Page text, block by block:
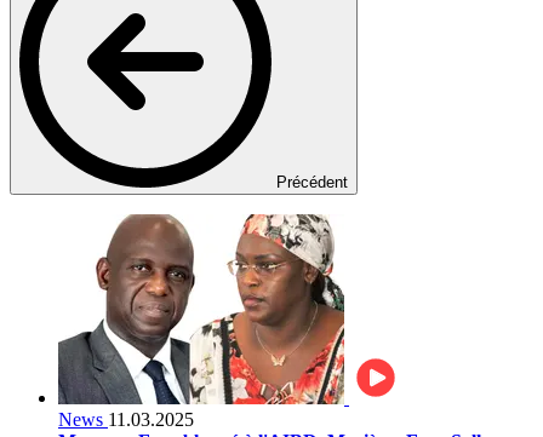
Précédent
News 11.03.2025